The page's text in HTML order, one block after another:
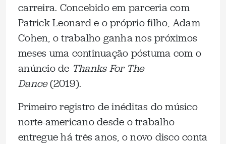
carreira. Concebido em parceria com
Patrick Leonard e o próprio filho, Adam
Cohen, o trabalho ganha nos próximos
meses uma continuação póstuma com o
anúncio de Thanks For The
Dance(2019).
Primeiro registro de inéditas do músico
norte-americano desde o trabalho
entregue há três anos, o novo disco conta